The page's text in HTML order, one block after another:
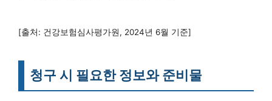
[출처: 건강보험심사평가원, 2024년 6월 기준]
청구 시 필요한 정보와 준비물